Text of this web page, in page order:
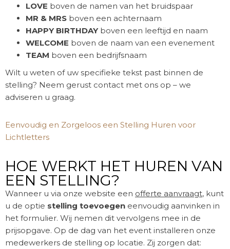
LOVE boven de namen van het bruidspaar
MR & MRS boven een achternaam
HAPPY BIRTHDAYboven een leeftijd en naam
WELCOME boven de naam van een evenement
TEAM boven een bedrijfsnaam
Wilt u weten of uw specifieke tekst past binnen de
stelling? Neem gerust contact met ons op – we
adviseren u graag.
Eenvoudig en Zorgeloos een Stelling Huren voor
Lichtletters
HOE WERKT HET HUREN VAN
EEN STELLING?
Wanneer u via onze website een offerte aanvraagt, kunt
u de optie stelling toevoegen eenvoudig aanvinken in
het formulier. Wij nemen dit vervolgens mee in de
prijsopgave. Op de dag van het event installeren onze
medewerkers de stelling op locatie. Zij zorgen dat: